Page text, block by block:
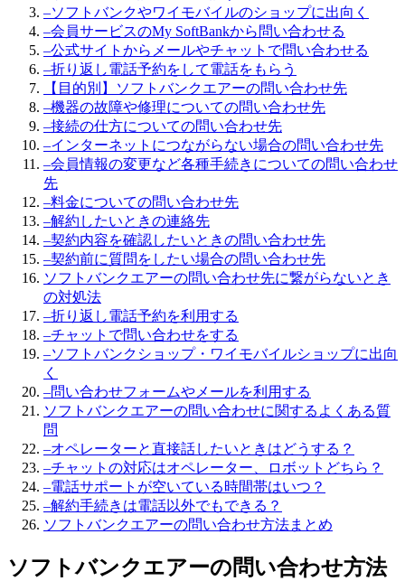
–ソフトバンクやワイモバイルのショップに出向く
–会員サービスのMy SoftBankから問い合わせる
–公式サイトからメールやチャットで問い合わせる
–折り返し電話予約をして電話をもらう
【目的別】ソフトバンクエアーの問い合わせ先
–機器の故障や修理についての問い合わせ先
–接続の仕方についての問い合わせ先
–インターネットにつながらない場合の問い合わせ先
–会員情報の変更など各種手続きについての問い合わせ
先
–料金についての問い合わせ先
–解約したいときの連絡先
–契約内容を確認したいときの問い合わせ先
–契約前に質問をしたい場合の問い合わせ先
ソフトバンクエアーの問い合わせ先に繋がらないとき
の対処法
–折り返し電話予約を利用する
–チャットで問い合わせをする
–ソフトバンクショップ・ワイモバイルショップに出向
く
–問い合わせフォームやメールを利用する
ソフトバンクエアーの問い合わせに関するよくある質
問
–オペレーターと直接話したいときはどうする？
–チャットの対応はオペレーター、ロボットどちら？
–電話サポートが空いている時間帯はいつ？
–解約手続きは電話以外でもできる？
ソフトバンクエアーの問い合わせ方法まとめ
ソフトバンクエアーの問い合わせ方法